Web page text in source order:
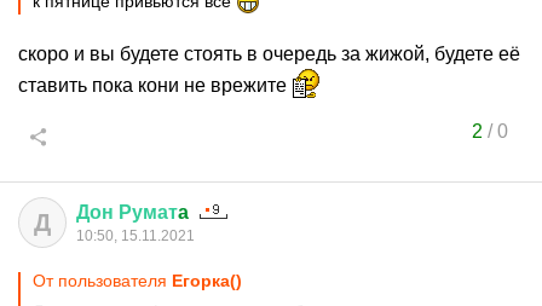
скоро и вы будете стоять в очередь за жижой, будете её
ставить пока кони не врежите
2 /0
Д Дон Руматa
10:50, 15.11.2021
От пользователя Егорка()